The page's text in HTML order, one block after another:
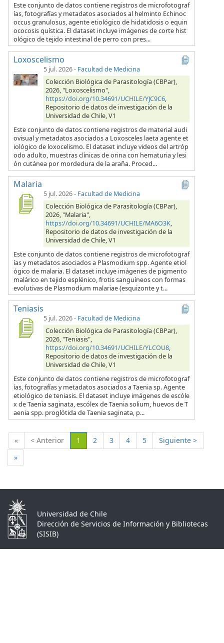
Este conjunto de datos contiene registros de microfotograf
ías, fotografías y metadatos asociados al helminto Echinoc
occus granulosus, agente etiológico de hidatidosis o equin
ococosis quística. El dataset incluye imágenes de corte hist
ológico de tejido intestinal de perro con pres...
Loxoscelismo
5 jul. 2026- Facultad de Medicina
Colección Biológica de Parasitología (CBPar),
2026, "Loxoscelismo",
https://doi.org/10.34691/UCHILE/YJC9C6,
Repositorio de datos de investigación de la
Universidad de Chile, V1
Este conjunto de datos contiene registros de material audi
ovisual y metadatos asociados a Loxosceles laeta agente et
iológico de loxocelismo. El dataset incluye videos del artróp
odo adulto, muestras clínicas de orina con hematuria y lesi
ón cutánea por mordedura de la araña. Proced...
Malaria
5 jul. 2026- Facultad de Medicina
Colección Biológica de Parasitología (CBPar),
2026, "Malaria",
https://doi.org/10.34691/UCHILE/MA6O3K,
Repositorio de datos de investigación de la
Universidad de Chile, V1
Este conjunto de datos contiene registros de microfotograf
ías y metadatos asociados a Plasmodium spp. Agente etiol
ógico de malaria. El dataset incluye imágenes de pigmento
malárico en tejido esplénico, frotis sanguíneos con formas
evolutivas de Plasmodium malariae (esquizonte y t...
Teniasis
5 jul. 2026- Facultad de Medicina
Colección Biológica de Parasitología (CBPar),
2026, "Teniasis",
https://doi.org/10.34691/UCHILE/YLCOU8,
Repositorio de datos de investigación de la
Universidad de Chile, V1
Este conjunto de datos contiene registros de microfotograf
ías, fotografías y metadatos asociados a Taenia sp. Agente
etiológico de teniasis. El dataset incluye imágenes de escóle
x de Taenia saginata, escólex de Taenia solium, huevos de T
aenia spp. proglótida de Taenia saginata, p...
« < Anterior 1 (Actual)
2 3 4 5
Siguiente >
»
Universidad de Chile
Dirección de Servicios de Información y Bibliotecas
(SISIB)